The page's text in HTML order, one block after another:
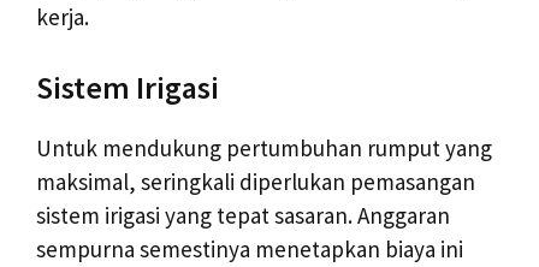
kerja.
Sistem Irigasi
Untuk mendukung pertumbuhan rumput yang
maksimal, seringkali diperlukan pemasangan
sistem irigasi yang tepat sasaran. Anggaran
sempurna semestinya menetapkan biaya ini